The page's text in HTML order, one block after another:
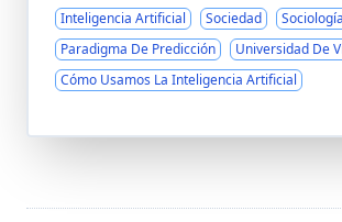
Inteligencia Artificial Sociedad
Sociología
Paradigma De Predicción
Universidad De
Cómo Usamos La Inteligencia Artificial